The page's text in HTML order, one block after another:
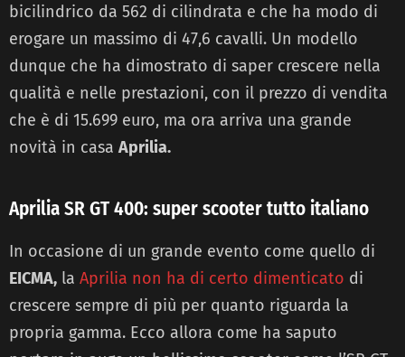
bicilindrico da 562 di cilindrata e che ha modo di
erogare un massimo di 47,6 cavalli. Un modello
dunque che ha dimostrato di saper crescere nella
qualità e nelle prestazioni, con il prezzo di vendita
che è di 15.699 euro, ma ora arriva una grande
novità in casa Aprilia.
Aprilia SR GT 400: super scooter tutto italiano
In occasione di un grande evento come quello di
EICMA, la Aprilia non ha di certo dimenticato di
crescere sempre di più per quanto riguarda la
propria gamma. Ecco allora come ha saputo